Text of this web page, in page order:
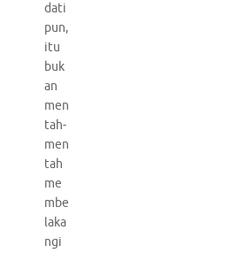
dati
pun,
itu
buk
an
men
tah-
men
tah
me
mbe
laka
ngi